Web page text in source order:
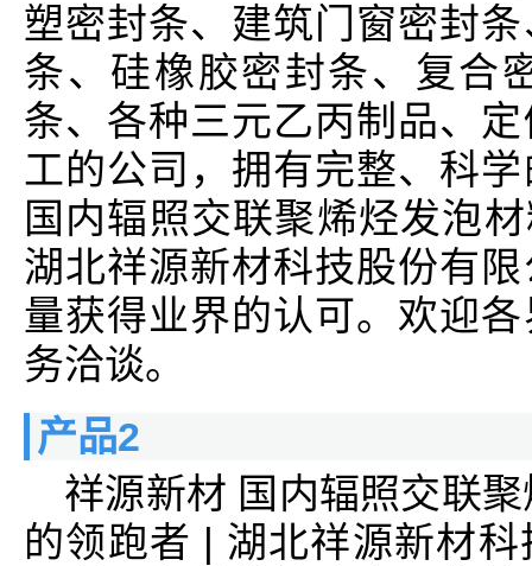
塑密封条、建筑门窗密封
条、硅橡胶密封条、复合
条、各种三元乙丙制品、
工的公司，拥有完整、科
国内辐照交联聚烯烃发泡
湖北祥源新材科技股份有
量获得业界的认可。欢迎
务洽谈。
产品2
祥源新材 国内辐照交联
的领跑者 | 湖北祥源新材